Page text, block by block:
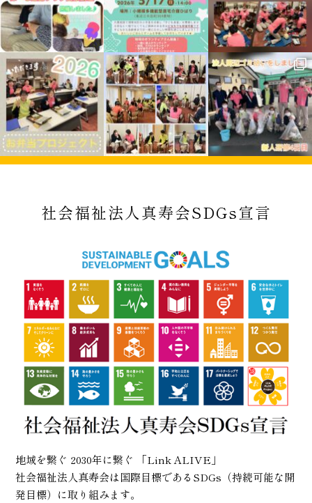
社会福祉法人真寿会SDGs宣言
地域を繋ぐ 2030年に繋ぐ 「Link ALIVE」
社会福祉法人真寿会は国際目標であるSDGs（持続可能な開
発目標）に取り組みます。